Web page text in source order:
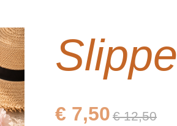
€ 7,50 € 12,50